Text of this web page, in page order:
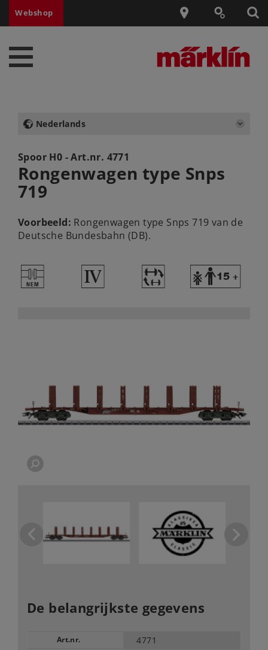
Webshop
Nederlands
Spoor H0 - Art.nr. 4771
Rongenwagen type Snps
719
Voorbeeld: Rongenwagen type Snps 719 van de
Deutsche Bundesbahn (DB).
U 4 ~ Y
De belangrijkste gegevens
Art.nr. 4771